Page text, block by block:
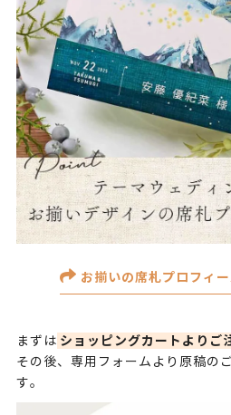
お揃いの席札プロフィ
まずは ショッピングカートよりご
その後、専用フォームより原稿の
す。